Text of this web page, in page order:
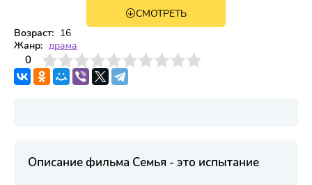
1 сезон 17 серияСМОТРЕТЬ
Возраст: 16
Жанр: драма
0
4 6 7 8 9 10
Описание фильма Семья - это испытание